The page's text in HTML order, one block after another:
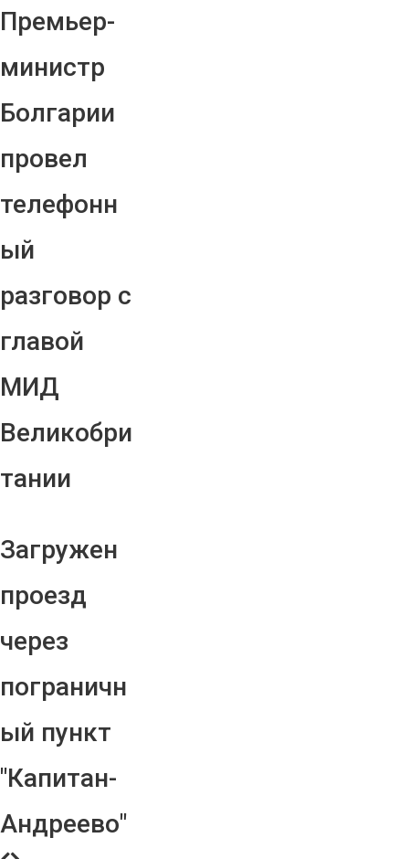
Премьер-
министр
Болгарии
провел
телефонн
ый
разговор с
главой
МИД
Великобри
тании
Загружен
проезд
через
пограничн
ый пункт
"Капитан-
Андреево"